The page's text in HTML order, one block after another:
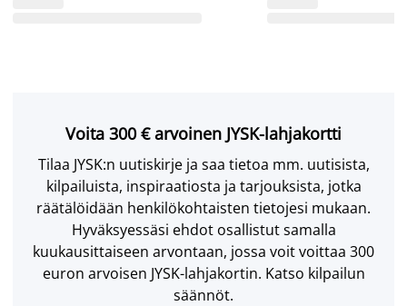
Voita 300 € arvoinen JYSK-lahjakortti
Tilaa JYSK:n uutiskirje ja saa tietoa mm. uutisista,
kilpailuista, inspiraatiosta ja tarjouksista, jotka
räätälöidään henkilökohtaisten tietojesi mukaan.
Hyväksyessäsi ehdot osallistut samalla
kuukausittaiseen arvontaan, jossa voit voittaa 300
euron arvoisen JYSK-lahjakortin. Katso kilpailun
säännöt.